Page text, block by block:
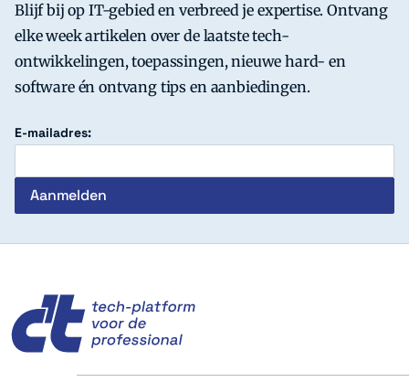
Blijf bij op IT-gebied en verbreed je expertise. Ontvang
elke week artikelen over de laatste tech-
ontwikkelingen, toepassingen, nieuwe hard- en
software én ontvang tips en aanbiedingen.
E-mailadres: